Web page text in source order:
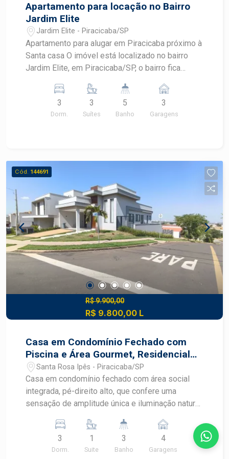
Apartamento para locação no Bairro
Jardim Elite
Jardim Elite - Piracicaba/SP
Apartamento para alugar em Piracicaba próximo à
Santa casa O imóvel está localizado no bairro
Jardim Elite, em Piracicaba/SP, o bairro fica
para alugar conta com: Ampla sala integrada com
a cozinha, 3 dormitórios com armários
embutidos, sendo 3 suítes, Varanda Gourmet
conta com: - Espaço gourmet - Quadra
poliesportiva - Churrasqueira - Playground -
Salão de festas - Piscina - Academia Agende sua
visita com um corretor especializado
3
Dorm.
3
Suítes
5
Banho
3
Garagens
Cód. 144691
R$ 9.900,00
R$ 9.800,00 L
Casa em Condomínio Fechado com
Piscina e Área Gourmet, Residencial
Villa D`Áquila
Santa Rosa Ipês - Piracicaba/SP
Casa em condomínio fechado com área social
integrada, pé-direito alto, que confere uma
sensação de amplitude única e iluminação natural
gourmet planejada, equipada com: Bancadas e
ilha central em granito preto absoluto. Cooktop.
Armários planejados modernos. Cuba em inox.
3
Dorm.
1
Suite
3
Banho
4
Garagens